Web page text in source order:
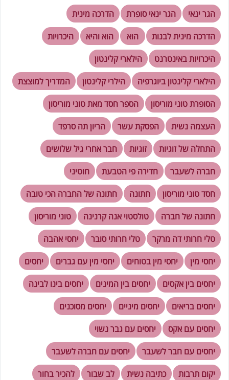
הגר ינאי
הגר ינאי סופרת
הדרכה מינית
הדרכה מינית לבנות
הוא הוא והיא
היכרויות
היכרויות באינטרנט
הילארי קלינטון
הילארי קלינטון ביוגרפיה
הילרי קלינטון
המדריך למוצצת
הסופרת טוני מוריסון
הספר חסד מאת טוני מוריסון
העצמה נשית
הפסקת עשר
הריון תה סרפד
התחלה של זוגיות
זוגיות
חבר אחרי גיל שלושים
חברה לשעבר
חדירה פי הטבעת
חוטיני
חסד טוני מוריסון
חתונה
חתונה של החברה הכי טובה
חתונה של חברה
טולסטוי אנה קרנינה
טוני מוריסון
טלי חרותי דה מרקר
טלי חרותי סובר
יחסי אהבה
יחסי מין
יחסי מין בטוחים יחסי מין עם גברים
יחסים
יחסים בין אקסים
יחסים בין המינים
יחסים בינו לבינה
יחסים בריאים
יחסים מיניים
יחסים מסוכנים
יחסים עם אקס
יחסים עם גבר נשוי
יחסים עם חבר לשעבר
יחסים עם חברה לשעבר
יקום תרבות
כתיבה נשית לב שבור
להכיר בחור